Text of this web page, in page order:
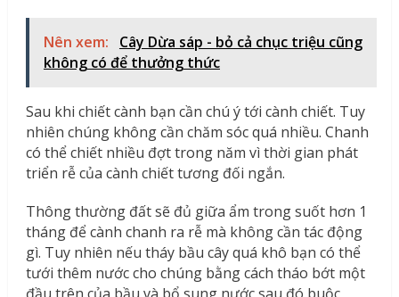
Nên xem:
Cây Dừa sáp - bỏ cả chục triệu cũng
không có để thưởng thức
Sau khi chiết cành bạn cần chú ý tới cành chiết. Tuy
nhiên chúng không cần chăm sóc quá nhiều. Chanh
có thể chiết nhiều đợt trong năm vì thời gian phát
triển rễ của cành chiết tương đối ngắn.
Thông thường đất sẽ đủ giữa ẩm trong suốt hơn 1
tháng để cành chanh ra rễ mà không cần tác động
gì. Tuy nhiên nếu tháy bầu cây quá khô bạn có thể
tưới thêm nước cho chúng bằng cách tháo bớt một